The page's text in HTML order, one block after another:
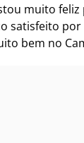
muito
satisfeito
bem no